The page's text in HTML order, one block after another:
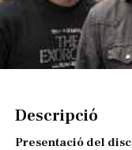
Descripció
Presentació del disc